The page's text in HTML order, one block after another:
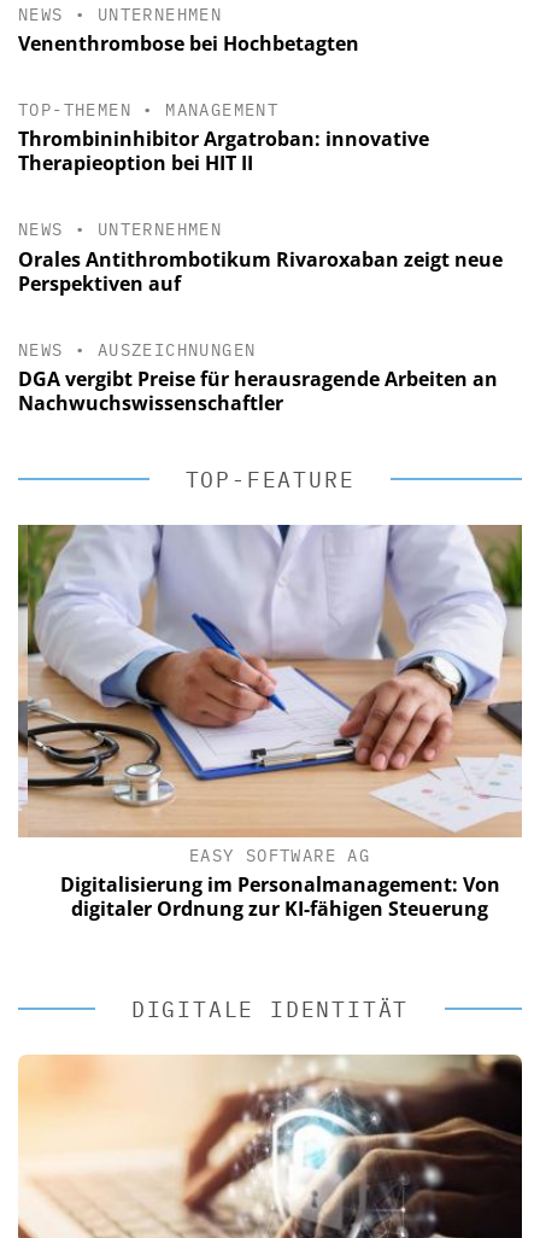
NEWS • UNTERNEHMEN
Venenthrombose bei Hochbetagten
TOP-THEMEN • MANAGEMENT
Thrombininhibitor Argatroban: innovative
Therapieoption bei HIT II
NEWS • UNTERNEHMEN
Orales Antithrombotikum Rivaroxaban zeigt neue
Perspektiven auf
NEWS • AUSZEICHNUNGEN
DGA vergibt Preise für herausragende Arbeiten an
Nachwuchswissenschaftler
TOP-FEATURE
EASY SOFTWARE AG
Digitalisierung im Personalmanagement: Von
digitaler Ordnung zur KI-fähigen Steuerung
DIGITALE IDENTITÄT